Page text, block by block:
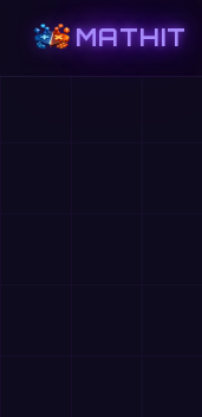
MATHIT